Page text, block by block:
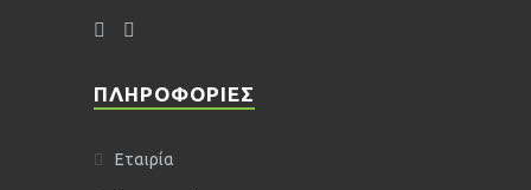
ΠΛΗΡΟΦΌΡΙΕΣ
Εταιρία